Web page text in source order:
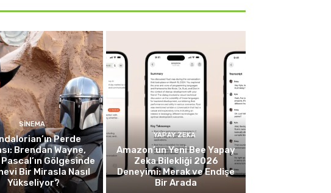
SINEMA
Perde
Brendan Wayne,
Gölgesinde
Bir Mirasla Nasıl
Yükseliyor?
YAPAY ZEKA
Amazon’un Yeni Bee Yapay
Zeka Bilekliği 2026
Deneyimi: Merak ve Endişe
Bir Arada